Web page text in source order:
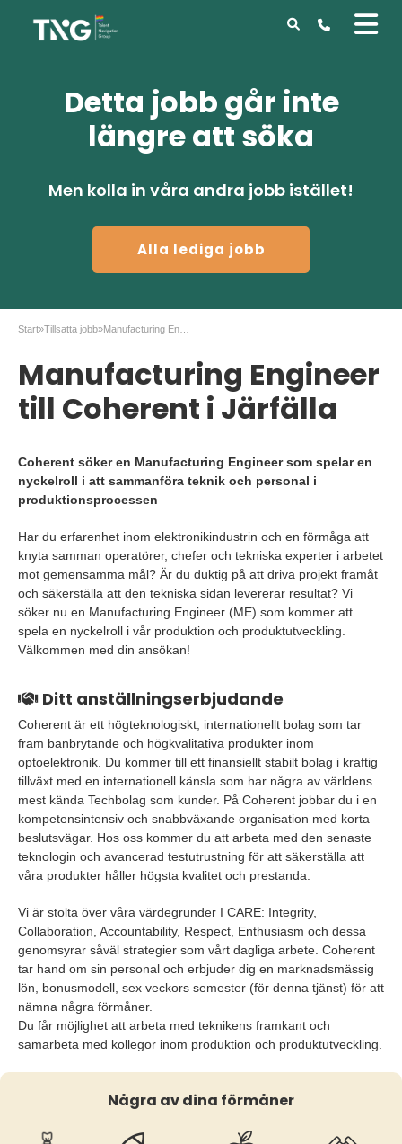
Detta jobb går inte
längre att söka
Men kolla in våra andra jobb istället!
Alla lediga jobb
Start»Tillsatta jobb»
Manufacturing Engineer
till Coherent i Järfälla
Coherent söker en Manufacturing Engineer som spelar en
nyckelroll i att sammanföra teknik och personal i
produktionsprocessen
Har du erfarenhet inom elektronikindustrin och en förmåga att
knyta samman operatörer, chefer och tekniska experter i arbetet
mot gemensamma mål? Är du duktig på att driva projekt framåt
och säkerställa att den tekniska sidan levererar resultat? Vi
söker nu en Manufacturing Engineer (ME) som kommer att
spela en nyckelroll i vår produktion och produktutveckling.
Välkommen med din ansökan!
Ditt anställningserbjudande
Coherent är ett högteknologiskt, internationellt bolag som tar
fram banbrytande och högkvalitativa produkter inom
optoelektronik. Du kommer till ett finansiellt stabilt bolag i kraftig
tillväxt med en internationell känsla som har några av världens
mest kända Techbolag som kunder. På Coherent jobbar du i en
kompetensintensiv och snabbväxande organisation med korta
beslutsvägar. Hos oss kommer du att arbeta med den senaste
teknologin och avancerad testutrustning för att säkerställa att
våra produkter håller högsta kvalitet och prestanda.
Vi är stolta över våra värdegrunder I CARE: Integrity,
Collaboration, Accountability, Respect, Enthusiasm och dessa
genomsyrar såväl strategier som vårt dagliga arbete. Coherent
tar hand om sin personal och erbjuder dig en marknadsmässig
lön, bonusmodell, sex veckors semester (för denna tjänst) för att
nämna några förmåner.
Du får möjlighet att arbeta med teknikens framkant och
samarbeta med kollegor inom produktion och produktutveckling.
Några av dina förmåner